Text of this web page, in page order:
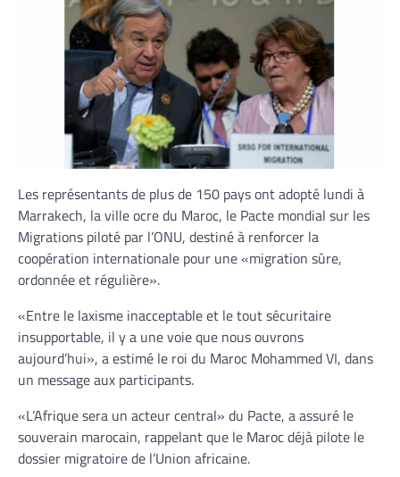
Les représentants de plus de 150 pays ont adopté lundi à
Marrakech, la ville ocre du Maroc, le Pacte mondial sur les
Migrations piloté par l’ONU, destiné à renforcer la
coopération internationale pour une «migration sûre,
ordonnée et régulière».
«Entre le laxisme inacceptable et le tout sécuritaire
insupportable, il y a une voie que nous ouvrons
aujourd’hui», a estimé le roi du Maroc Mohammed VI, dans
un message aux participants.
«L’Afrique sera un acteur central» du Pacte, a assuré le
souverain marocain, rappelant que le Maroc déjà pilote le
dossier migratoire de l’Union africaine.